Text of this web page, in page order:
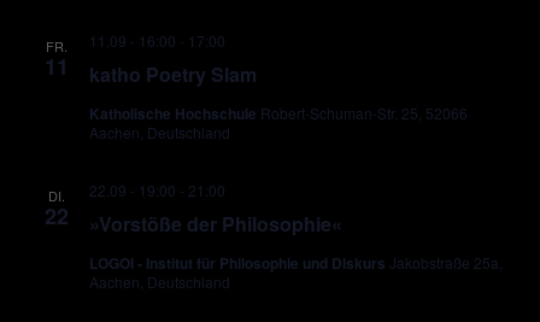
FR.
11 katho Poetry Slam
11.09 - 16:00 - 17:00
Katholische Hochschule Robert-Schuman-Str. 25, 52066
Aachen, Deutschland
DI.
22 »Vorstöße der Philosophie«
22.09 - 19:00 - 21:00
LOGOI - Institut für Philosophie und Diskurs Jakobstraße 25a,
Aachen, Deutschland